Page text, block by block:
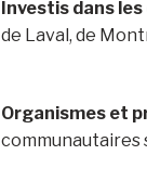
Investis dans
de Laval, de
Organismes et
communautaires